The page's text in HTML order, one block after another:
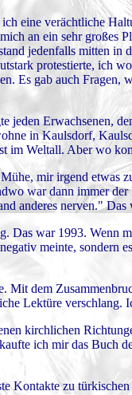
eine verächtliche
an ein sehr großes
jedenfalls mitten
protestierte, ich
Es gab auch
jeden Erwachsenen,
in Kaulsdorf,
im Weltall. Aber wo
mir irgend etwas
war dann immer
anderes nerven."
Das war 1993. Wenn
meinte, sondern
Mit dem
Lektüre
kirchlichen
ich mir das Buch
Kontakte zu